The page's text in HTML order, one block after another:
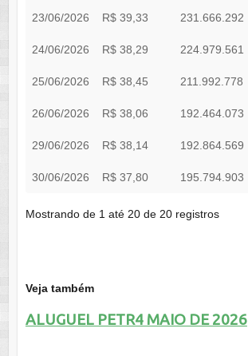
23/06/2026 R$ 39,33 231.666.292
24/06/2026 R$ 38,29 224.979.561
25/06/2026 R$ 38,45 211.992.778
26/06/2026 R$ 38,06 192.464.073
29/06/2026 R$ 38,14 192.864.569
30/06/2026 R$ 37,80 195.794.903
Mostrando de 1 até 20 de 20 registros
Veja também
ALUGUEL PETR4 MAIO DE 2026